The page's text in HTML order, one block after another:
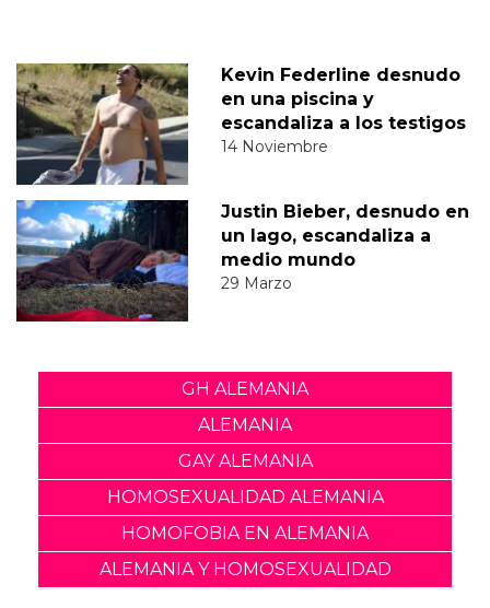
Kevin Federline desnudo
en una piscina y
escandaliza a los testigos
14 Noviembre
Justin Bieber, desnudo en
un lago, escandaliza a
medio mundo
29 Marzo
GH ALEMANIA
ALEMANIA
GAY ALEMANIA
HOMOSEXUALIDAD ALEMANIA
HOMOFOBIA EN ALEMANIA
ALEMANIA Y HOMOSEXUALIDAD